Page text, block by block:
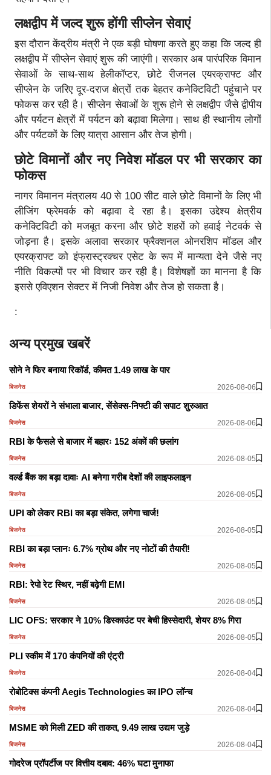
लक्षद्वीप में जल्द शुरू होंगी सीप्लेन सेवाएं
इस दौरान केंद्रीय मंत्री ने एक बड़ी घोषणा करते हुए कहा कि जल्द ही
लक्षद्वीप में सीप्लेन सेवाएं शुरू की जाएंगी। सरकार अब पारंपरिक विमान
सेवाओं के साथ-साथ हेलीकॉप्टर, छोटे रीजनल एयरक्राफ्ट और
सीप्लेन के जरिए दूर-दराज क्षेत्रों तक बेहतर कनेक्टिविटी पहुंचाने पर
फोकस कर रही है। सीप्लेन सेवाओं के शुरू होने से लक्षद्वीप जैसे द्वीपीय
और पर्यटन क्षेत्रों में पर्यटन को बढ़ावा मिलेगा। साथ ही स्थानीय लोगों
और पर्यटकों के लिए यात्रा आसान और तेज होगी।
छोटे विमानों और नए निवेश मॉडल पर भी सरकार का
फोकस
नागर विमानन मंत्रालय 40 से 100 सीट वाले छोटे विमानों के लिए भी
लीजिंग फ्रेमवर्क को बढ़ावा दे रहा है। इसका उद्देश्य क्षेत्रीय
कनेक्टिविटी को मजबूत करना और छोटे शहरों को हवाई नेटवर्क से
जोड़ना है। इसके अलावा सरकार फ्रैक्शनल ओनरशिप मॉडल और
एयरक्राफ्ट को इंफ्रास्ट्रक्चर एसेट के रूप में मान्यता देने जैसे नए
नीति विकल्पों पर भी विचार कर रही है। विशेषज्ञों का मानना है कि
इससे एविएशन सेक्टर में निजी निवेश और तेज हो सकता है।
:
अन्य प्रमुख खबरें
सोने ने फिर बनाया रिकॉर्ड, कीमत 1.49 लाख के पार
बिजनेस 2026-08-06
डिफेंस शेयरों ने संभाला बाजार, सेंसेक्स-निफ्टी की सपाट शुरुआत
बिजनेस 2026-08-06
RBI के फैसले से बाजार में बहारः 152 अंकों की छलांग
बिजनेस 2026-08-05
वर्ल्ड बैंक का बड़ा दावाः AI बनेगा गरीब देशों की लाइफलाइन
बिजनेस 2026-08-05
UPI को लेकर RBI का बड़ा संकेत, लगेगा चार्ज!
बिजनेस 2026-08-05
RBI का बड़ा प्लानः 6.7% ग्रोथ और नए नोटों की तैयारी!
बिजनेस 2026-08-05
RBI: रेपो रेट स्थिर, नहीं बढ़ेगी EMI
बिजनेस 2026-08-05
LIC OFS: सरकार ने 10% डिस्काउंट पर बेची हिस्सेदारी, शेयर 8% गिरा
बिजनेस 2026-08-05
PLI स्कीम में 170 कंपनियों की एंट्री
बिजनेस 2026-08-04
रोबोटिक्स कंपनी Aegis Technologies का IPO लॉन्च
बिजनेस 2026-08-04
MSME को मिली ZED की ताकत, 9.49 लाख उद्यम जुड़े
बिजनेस 2026-08-04
गोदरेज प्रॉपर्टीज पर वित्तीय दबाव: 46% घटा मुनाफा